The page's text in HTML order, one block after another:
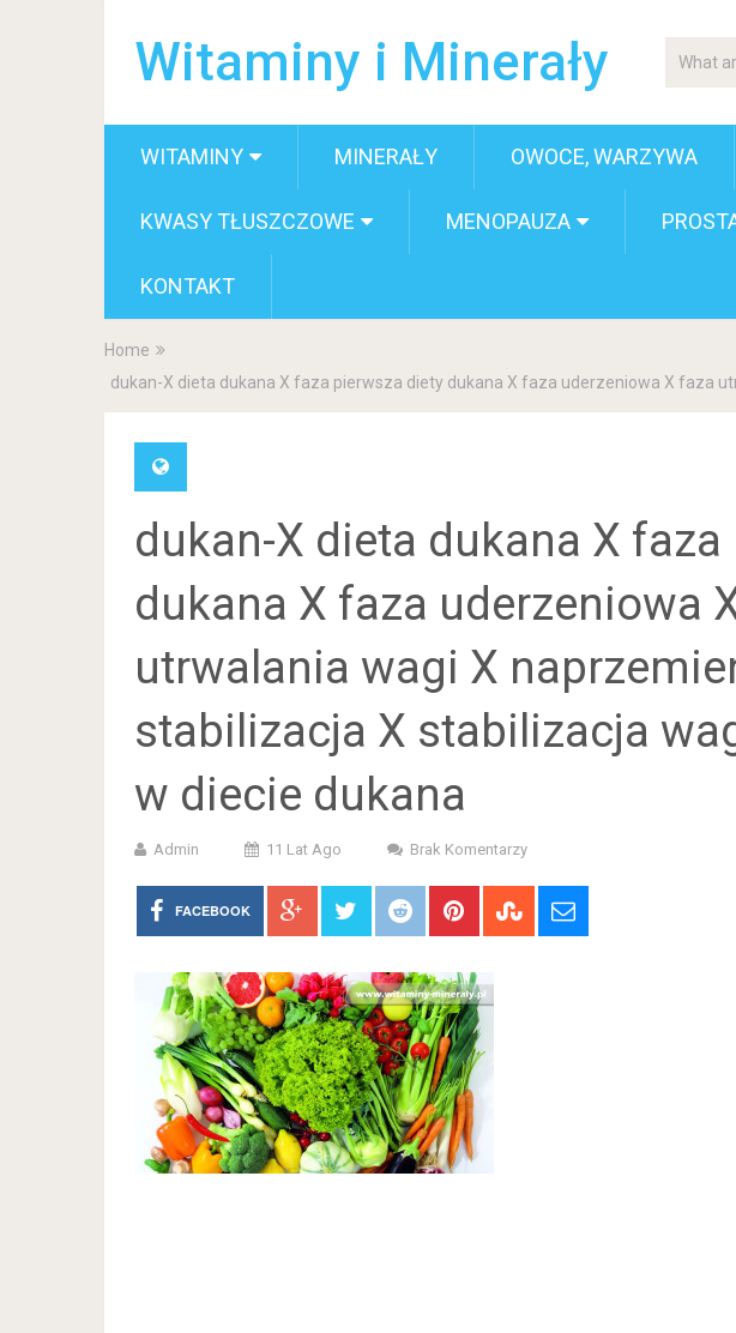
Witaminy i Minerały
WITAMINY MINERAŁY OWOCE, WARZYWA
KWASY TŁUSZCZOWE MENOPAUZA
KONTAKT
Home
dukan-X dieta dukana X faza pierwsza diety dukana X faza uderzeniowa X faza
dukan-X dieta dukana X
dukana X faza uderzeniowa
utrwalania wagi X
stabilizacja X stabilizacja
w diecie dukana
Admin 11 Lat Ago Brak Komentarzy
FACEBOOK